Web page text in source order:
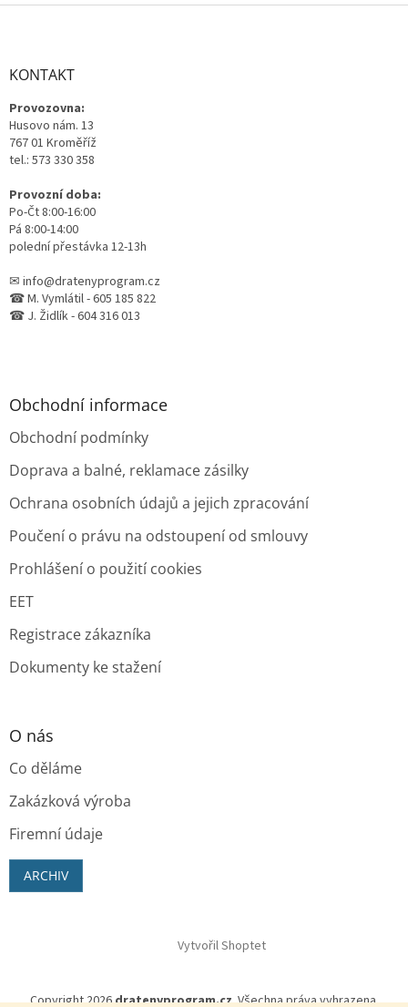
Z
KONTAKT
Provozovna:
Husovo nám. 13
767 01 Kroměříž
tel.: 573 330 358
Provozní doba:
Po-Čt 8:00-16:00
Pá 8:00-14:00
polední přestávka 12-13h
✉ info@dratenyprogram.cz
☎ M. Vymlátil - 605 185 822
☎ J. Židlík - 604 316 013
Obchodní informace
Obchodní podmínky
Doprava a balné, reklamace zásilky
Ochrana osobních údajů a jejich zpracování
Poučení o právu na odstoupení od smlouvy
Prohlášení o použití cookies
EET
Registrace zákazníka
Dokumenty ke stažení
O nás
Co děláme
Zakázková výroba
Firemní údaje
ARCHIV
Vytvořil Shoptet
Copyright 2026dratenyprogram.cz. Všechna práva vyhrazena.